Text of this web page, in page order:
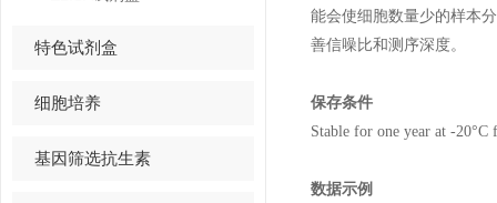
特色试剂盒
细胞培养
基因筛选抗生素
能会使细胞数量少的样本
善信噪比和测序深度。
保存条件
Stable for one year at -20°C
数据示例